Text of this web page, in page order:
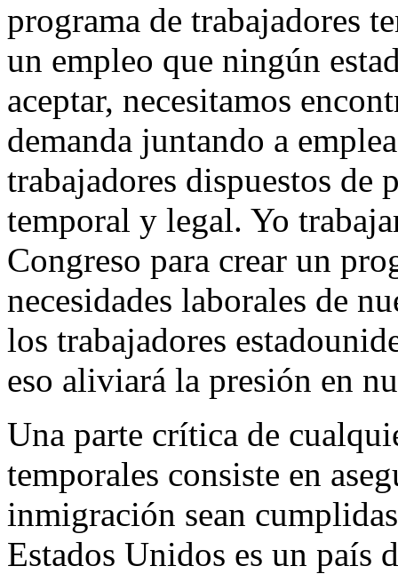
programa de trabajadores
un empleo que ningún
aceptar, necesitamos
demanda juntando a
trabajadores dispuestos de
temporal y legal. Yo
Congreso para crear un
necesidades laborales de
los trabajadores
eso aliviará la presión en
Una parte crítica de
temporales consiste en
inmigración sean
Estados Unidos es un país